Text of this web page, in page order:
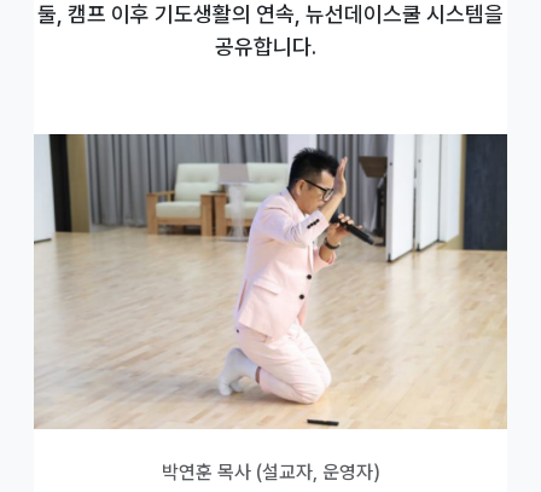
둘, 캠프 이후 기도생활의 연속, 뉴선데이스쿨 시스템을
공유합니다.
박연훈 목사 (설교자, 운영자)